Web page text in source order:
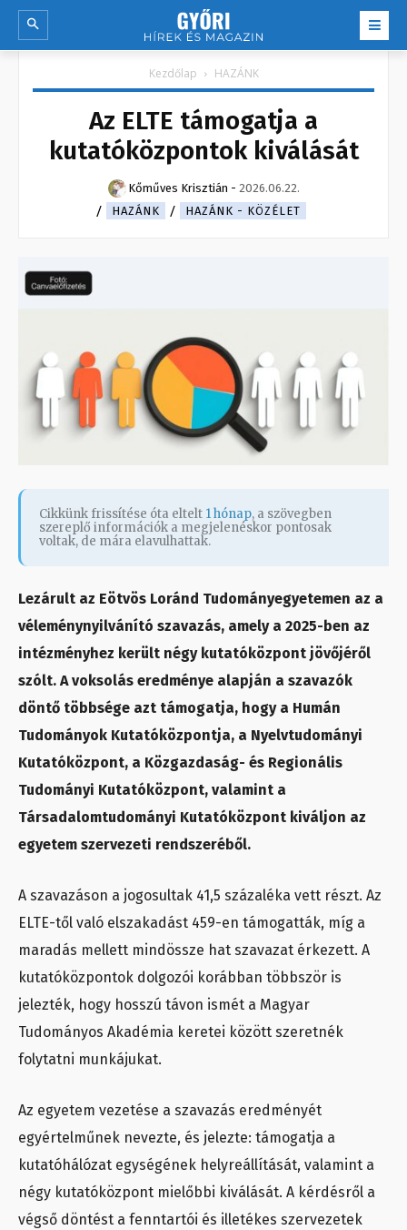
Kezdőlap HAZÁNK
Az ELTE támogatja a
kutatóközpontok kiválását
Kőműves Krisztián - 2026.06.22.
HAZÁNK
HAZÁNK - KÖZÉLET
Cikkünk frissítése óta eltelt 1 hónap, a szövegben
szereplő információk a megjelenéskor pontosak
voltak, de mára elavulhattak.
Lezárult az Eötvös Loránd Tudományegyetemen az a
véleménynyilvánító szavazás, amely a 2025-ben az
intézményhez került négy kutatóközpont jövőjéről
szólt. A voksolás eredménye alapján a szavazók
döntő többsége azt támogatja, hogy a Humán
Tudományok Kutatóközpontja, a Nyelvtudományi
Kutatóközpont, a Közgazdaság- és Regionális
Tudományi Kutatóközpont, valamint a
Társadalomtudományi Kutatóközpont kiváljon az
egyetem szervezeti rendszeréből.
A szavazáson a jogosultak 41,5 százaléka vett részt. Az
ELTE-től való elszakadást 459-en támogatták, míg a
maradás mellett mindössze hat szavazat érkezett. A
kutatóközpontok dolgozói korábban többször is
jelezték, hogy hosszú távon ismét a Magyar
Tudományos Akadémia keretei között szeretnék
folytatni munkájukat.
Az egyetem vezetése a szavazás eredményét
egyértelműnek nevezte, és jelezte: támogatja a
kutatóhálózat egységének helyreállítását, valamint a
négy kutatóközpont mielőbbi kiválását. A kérdésről a
végső döntést a fenntartói és illetékes szervezetek